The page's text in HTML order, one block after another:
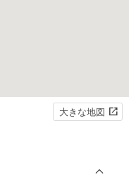
大きな地図